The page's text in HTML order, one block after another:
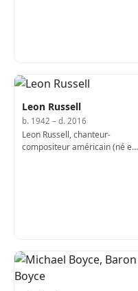
Leon Russell
b. 1942 – d. 2016
Leon Russell, chanteur-
compositeur américain (né en